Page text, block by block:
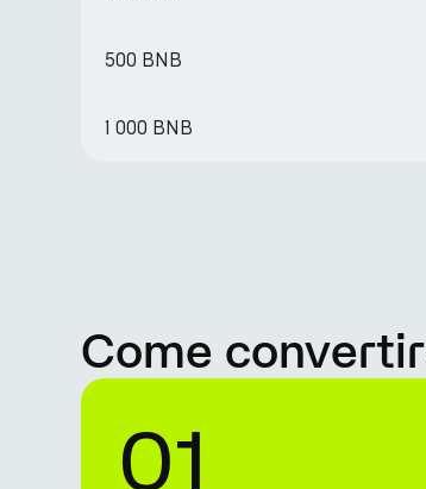
500 BNB
1 000 BNB
Come
01